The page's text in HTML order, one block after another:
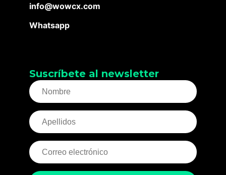
info@wowcx.com
Whatsapp
Suscríbete al newsletter